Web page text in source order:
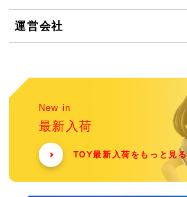
運営会社
New in
最新入荷
TOY最新入荷をもっと見る